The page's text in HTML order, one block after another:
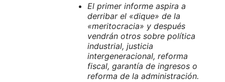
El primer informe aspira a
derribar el «dique» de la
«meritocracia» y después
vendrán otros sobre política
industrial, justicia
intergeneracional, reforma
fiscal, garantía de ingresos o
reforma de la administración.